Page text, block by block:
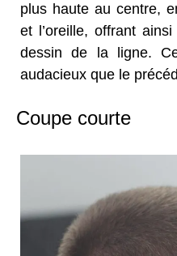
plus haute au centre,
et l’oreille, offrant
dessin de la ligne.
audacieux que le
Coupe courte